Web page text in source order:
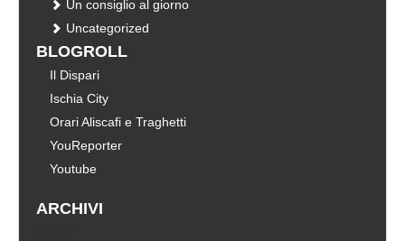
Un consiglio al giorno
Uncategorized
BLOGROLL
Il Dispari
Ischia City
Orari Aliscafi e Traghetti
YouReporter
Youtube
ARCHIVI